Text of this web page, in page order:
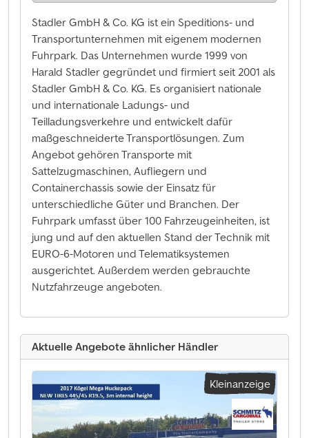
Stadler GmbH & Co. KG ist ein Speditions- und
Transportunternehmen mit eigenem modernen
Fuhrpark. Das Unternehmen wurde 1999 von
Harald Stadler gegründet und firmiert seit 2001 als
Stadler GmbH & Co. KG. Es organisiert nationale
und internationale Ladungs- und
Teilladungsverkehre und entwickelt dafür
maßgeschneiderte Transportlösungen. Zum
Angebot gehören Transporte mit
Sattelzugmaschinen, Aufliegern und
Containerchassis sowie der Einsatz für
unterschiedliche Güter und Branchen. Der
Fuhrpark umfasst über 100 Fahrzeugeinheiten, ist
jung und auf den aktuellen Stand der Technik mit
EURO-6-Motoren und Telematiksystemen
ausgerichtet. Außerdem werden gebrauchte
Nutzfahrzeuge angeboten.
Aktuelle Angebote ähnlicher Händler
Kleinanzeige